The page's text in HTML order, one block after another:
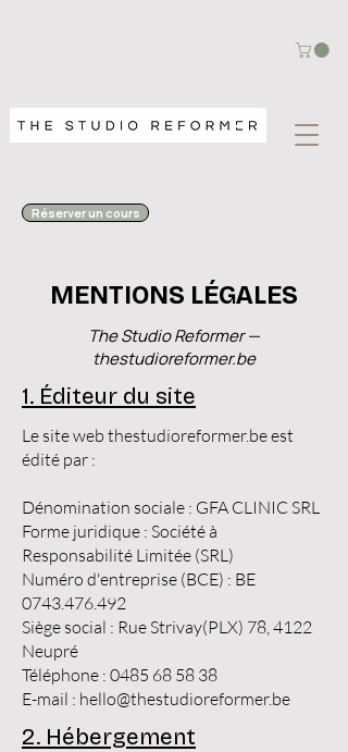
Réserver un cours
MENTIONS LÉGALES
The Studio Reformer —
thestudioreformer.be
1. Éditeur du site
Le site web thestudioreformer.be est
édité par :
Dénomination sociale : GFA CLINIC SRL
Forme juridique : Société à
Responsabilité Limitée (SRL)
Numéro d'entreprise (BCE) : BE
0743.476.492
Siège social : Rue Strivay(PLX) 78, 4122
Neupré
Téléphone : 0485 68 58 38
E-mail : hello@thestudioreformer.be
2. Hébergement